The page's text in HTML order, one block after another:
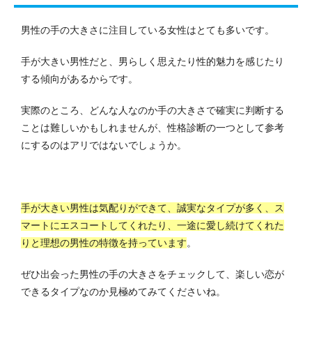
男性の手の大きさに注目している女性はとても多いです。
手が大きい男性だと、男らしく思えたり性的魅力を感じたり
する傾向があるからです。
実際のところ、どんな人なのか手の大きさで確実に判断する
ことは難しいかもしれませんが、性格診断の一つとして参考
にするのはアリではないでしょうか。
手が大きい男性は気配りができて、誠実なタイプが多く、ス
マートにエスコートしてくれたり、一途に愛し続けてくれた
りと理想の男性の特徴を持っています。
ぜひ出会った男性の手の大きさをチェックして、楽しい恋が
できるタイプなのか見極めてみてくださいね。